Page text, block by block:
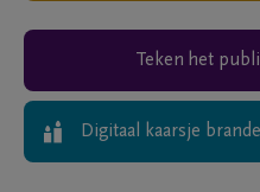
Teken het
Digitaal kaarsje